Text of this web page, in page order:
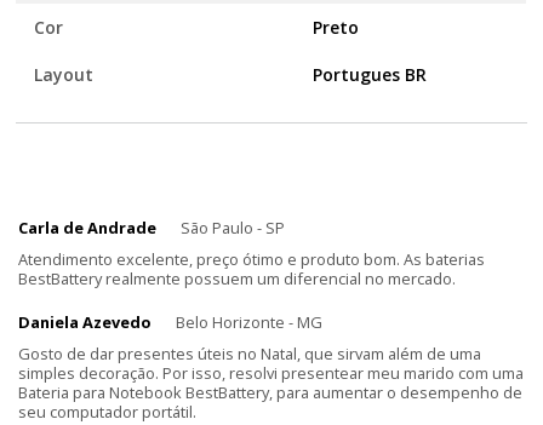
Cor Preto
Layout Portugues BR
Carla de Andrade
São Paulo - SP
Atendimento excelente, preço ótimo e produto bom. As baterias
BestBattery realmente possuem um diferencial no mercado.
Daniela Azevedo
Belo Horizonte - MG
Gosto de dar presentes úteis no Natal, que sirvam além de uma
simples decoração. Por isso, resolvi presentear meu marido com uma
Bateria para Notebook BestBattery, para aumentar o desempenho de
seu computador portátil.